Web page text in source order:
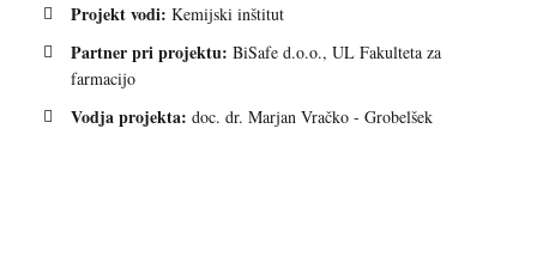
Projekt vodi: Kemijski inštitut
Partner pri projektu: BiSafe d.o.o., UL Fakulteta za
farmacijo
Vodja projekta: doc. dr. Marjan Vračko - Grobelšek